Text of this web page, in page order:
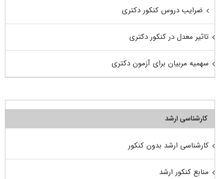
ضرایب دروس کنکور دکتری
تاثیر معدل در کنکور دکتری
سهمیه مربیان برای آزمون دکتری
کارشناسی ارشد
کارشناسی ارشد بدون کنکور
منابع کنکور ارشد